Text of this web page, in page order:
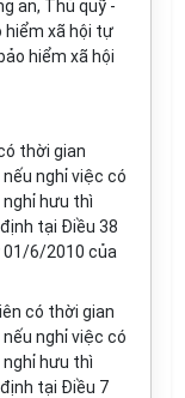
an, Thủ quỹ -
xã hội tự
hiểm xã hội
thời gian
nghỉ việc có
hưu thì
tại Điều 38
01/6/2010 của
có thời gian
nghỉ việc có
hưu thì
tại Điều 7